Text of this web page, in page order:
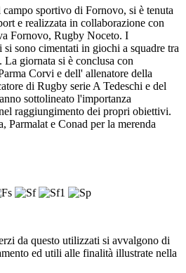
sportivo di Fornovo, si è tenuta
e realizzata in collaborazione con
Fornovo, Rugby Noceto. I
si sono cimentati in giochi a squadre tra
giornata si è conclusa con
Corvi e dell' allenatore della
di Rugby serie A Tedeschi e del
sottolineato l'importanza
raggiungimento dei propri obiettivi.
Parmalat e Conad per la merenda
da questo utilizzati si avvalgono di
ed utili alle finalità illustrate nella